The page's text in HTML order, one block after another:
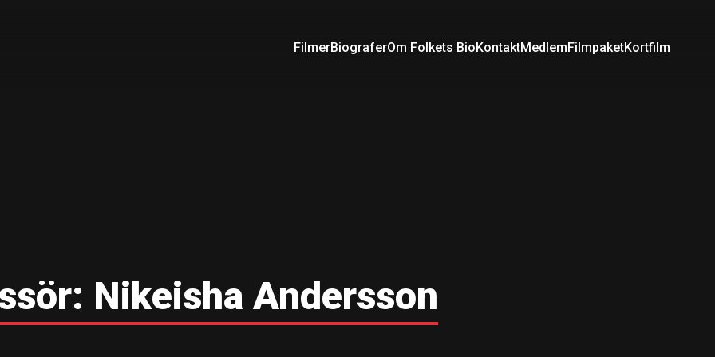
FilmerBiograferOm Folkets BioKontaktMedlemFilmpaketKortfilm
Nikeisha Andersson